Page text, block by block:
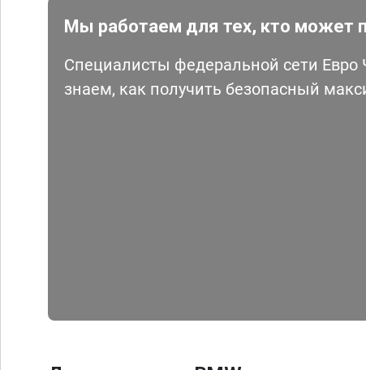
Мы работаем для тех, кто может
Специалисты федеральной сети
знаем, как получить безопасный